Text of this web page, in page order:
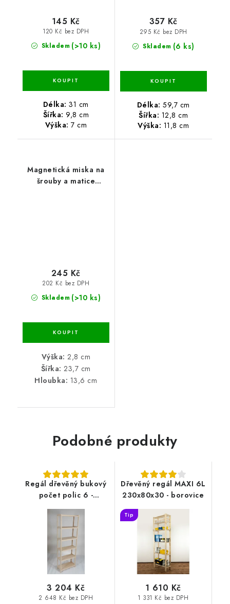
Skladem (>10 ks)
120 Kč bez DPH
145 Kč
Délka: 31 cm
Šířka: 9,8 cm
Výška: 7 cm
Skladem (6 ks)
295 Kč bez DPH
357 Kč
Délka: 59,7 cm
Šířka: 12,8 cm
Výška: 11,8 cm
Magnetická miska na
šrouby a matice
Skladem (>10 ks)
202 Kč bez DPH
245 Kč
Výška: 2,8 cm
Šířka: 23,7 cm
Hloubka: 13,6 cm
Podobné produkty
Regál dřevěný bukový
počet polic 6 -
213x70x33 cm
2 648 Kč bez DPH
3 204 Kč
Dřevěný regál MAXI 6L
230x80x30 - borovice
Tip
1 331 Kč bez DPH
1 610 Kč